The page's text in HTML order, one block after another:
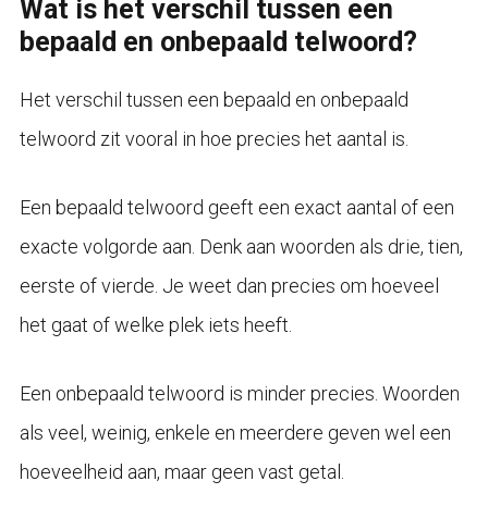
Wat is het verschil tussen een
bepaald en onbepaald telwoord?
Het verschil tussen een bepaald en onbepaald
telwoord zit vooral in hoe precies het aantal is.
Een bepaald telwoord geeft een exact aantal of een
exacte volgorde aan. Denk aan woorden als drie, tien,
eerste of vierde. Je weet dan precies om hoeveel
het gaat of welke plek iets heeft.
Een onbepaald telwoord is minder precies. Woorden
als veel, weinig, enkele en meerdere geven wel een
hoeveelheid aan, maar geen vast getal.